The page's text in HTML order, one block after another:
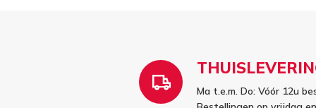
Ma t.e.m. Do: Vóór 12u